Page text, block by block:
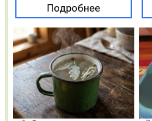
Подробнее